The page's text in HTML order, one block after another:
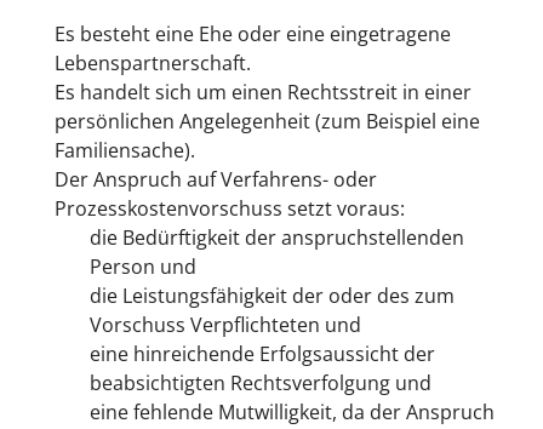
Es besteht eine Ehe oder eine eingetragene
Lebenspartnerschaft.
Es handelt sich um einen Rechtsstreit in einer
persönlichen Angelegenheit(zum Beispiel eine
Familiensache).
Der Anspruch auf Verfahrens- oder
Prozesskostenvorschuss setzt voraus:
die Bedürftigkeit der anspruchstellenden
Person und
die Leistungsfähigkeit der oder des zum
Vorschuss Verpflichteten und
eine hinreichende Erfolgsaussicht der
beabsichtigten Rechtsverfolgung und
eine fehlende Mutwilligkeit, da der Anspruch